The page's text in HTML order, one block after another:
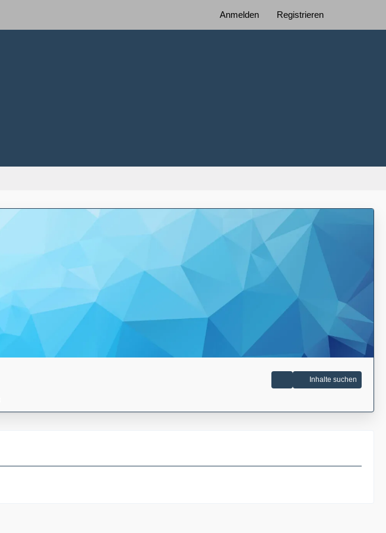
Anmelden Registrieren
Inhalte suchen